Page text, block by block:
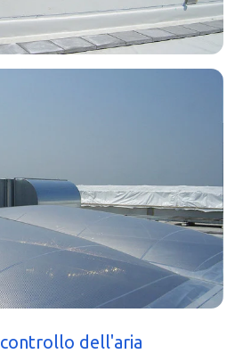
dell'aria